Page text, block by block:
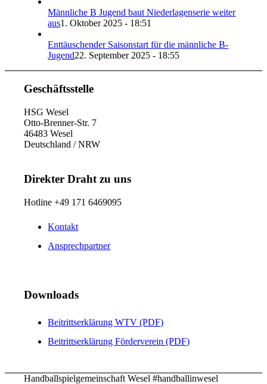
Männliche B Jugend baut Niederlagenserie weiter
aus1. Oktober 2025 - 18:51
Enttäuschender Saisonstart für die männliche B-
Jugend22. September 2025 - 18:55
Geschäftsstelle
HSG Wesel
Otto-Brenner-Str. 7
46483 Wesel
Deutschland / NRW
Direkter Draht zu uns
Hotline +49 171 6469095
Kontakt
Ansprechpartner
Downloads
Beitrittserklärung WTV (PDF)
Beitrittserklärung Förderverein (PDF)
Handballspielgemeinschaft Wesel #handballinwesel